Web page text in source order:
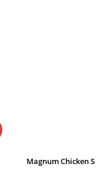
Magnum Chicken